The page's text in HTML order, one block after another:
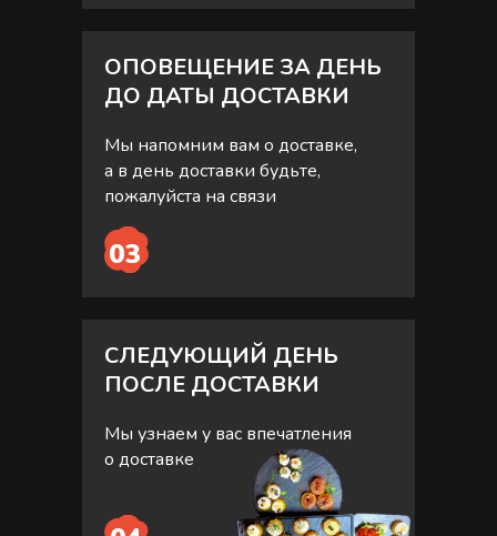
СЛЕДУЮЩИЙ ДЕНЬ
ПОСЛЕ ДОСТАВКИ
Мы узнаем у вас впечатления
о доставке
03
ОПОВЕЩЕНИЕ ЗА ДЕНЬ
ДО ДАТЫ ДОСТАВКИ
Мы напомним вам о доставке,
а в день доставки будьте,
пожалуйста на связи